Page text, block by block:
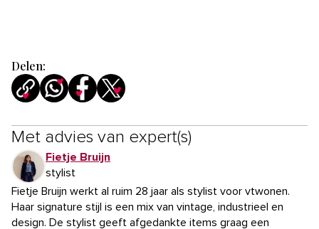
Delen:
Met advies van expert(s)
Fietje Bruijn
stylist
Fietje Bruijn werkt al ruim 28 jaar als stylist voor vtwonen.
Haar signature stijl is een mix van vintage, industrieel en
design. De stylist geeft afgedankte items graag een